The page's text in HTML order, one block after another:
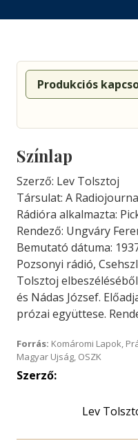
Produkciós
Színlap
Szerző: Lev Tolsztoj
Társulat: A
Rádióra alkalmazta:
Rendező: Ungváry
Bemutató dátuma:
Pozsonyi rádió,
Tolsztoj
és Nádas József.
prózai együttese.
Forrás: Komáromi Lapok,
Magyar Ujság, OSZK
Szerző:
Lev